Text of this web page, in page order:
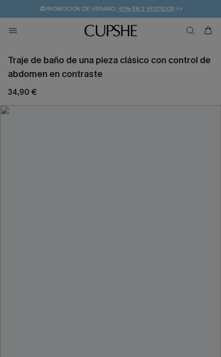
👒PROMOCIÓN DE VERANO:-10% EN 2 VESTIDOS>>
💌¡SUSCRIBIRSE & GANAR -10% EXTRA!
🚚ENVÍO GRATUITO A PARTIR DE 49 € >>
Traje de baño de una pieza clásico con control de
abdomen en contraste
34,90 €